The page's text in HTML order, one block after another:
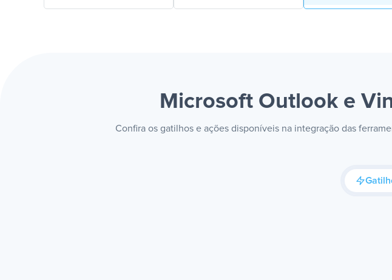
Microsoft Outlook e
Confira os gatilhos e ações disponíveis na integração das